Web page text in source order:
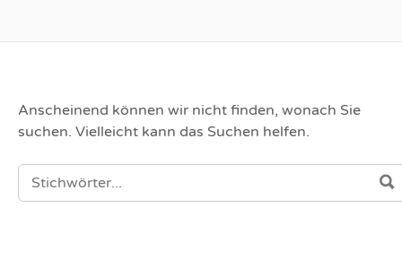
Anscheinend können wir nicht finden, wonach Sie
suchen. Vielleicht kann das Suchen helfen.
SEARCH FOR: